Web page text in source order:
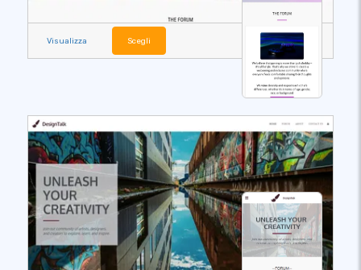
Visualizza Scegli